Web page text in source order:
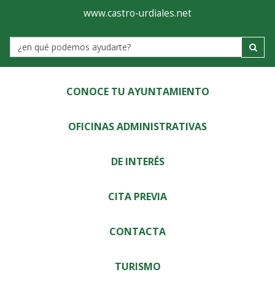
Ayuntamiento
de
Castro-
Urdiales
www.castro-urdiales.net
Label
CONOCE TU AYUNTAMIENTO
OFICINAS ADMINISTRATIVAS
DE INTERÉS
CITA PREVIA
CONTACTA
TURISMO